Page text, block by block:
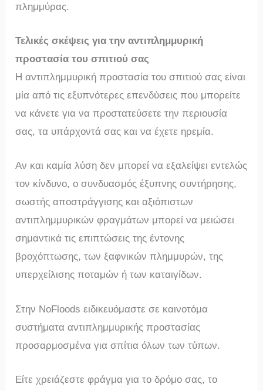
πλημμύρας.
Τελικές σκέψεις για την αντιπλημμυρική
προστασία του σπιτιού σας
Η αντιπλημμυρική προστασία του σπιτιού σας είναι
μία από τις εξυπνότερες επενδύσεις που μπορείτε
να κάνετε για να προστατεύσετε την περιουσία
σας, τα υπάρχοντά σας και να έχετε ηρεμία.
Αν και καμία λύση δεν μπορεί να εξαλείψει εντελώς
τον κίνδυνο, ο συνδυασμός έξυπνης συντήρησης,
σωστής αποστράγγισης και αξιόπιστων
αντιπλημμυρικών φραγμάτων μπορεί να μειώσει
σημαντικά τις επιπτώσεις της έντονης
βροχόπτωσης, των ξαφνικών πλημμυρών, της
υπερχείλισης ποταμών ή των καταιγίδων.
Στην NoFloods ειδικευόμαστε σε καινοτόμα
συστήματα αντιπλημμυρικής προστασίας
προσαρμοσμένα για σπίτια όλων των τύπων.
Είτε χρειάζεστε φράγμα για το δρόμο σας, το